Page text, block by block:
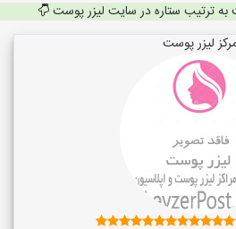
به ترتیب ستاره در سایت لیزر پوست
لیزر پوست